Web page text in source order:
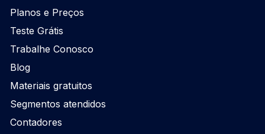
Planos e Preços
Teste Grátis
Trabalhe Conosco
Blog
Materiais gratuitos
Segmentos atendidos
Contadores